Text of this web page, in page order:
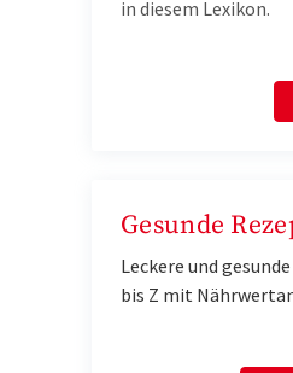
in diesem Lexikon.
Gesunde
Leckere und
bis Z mit